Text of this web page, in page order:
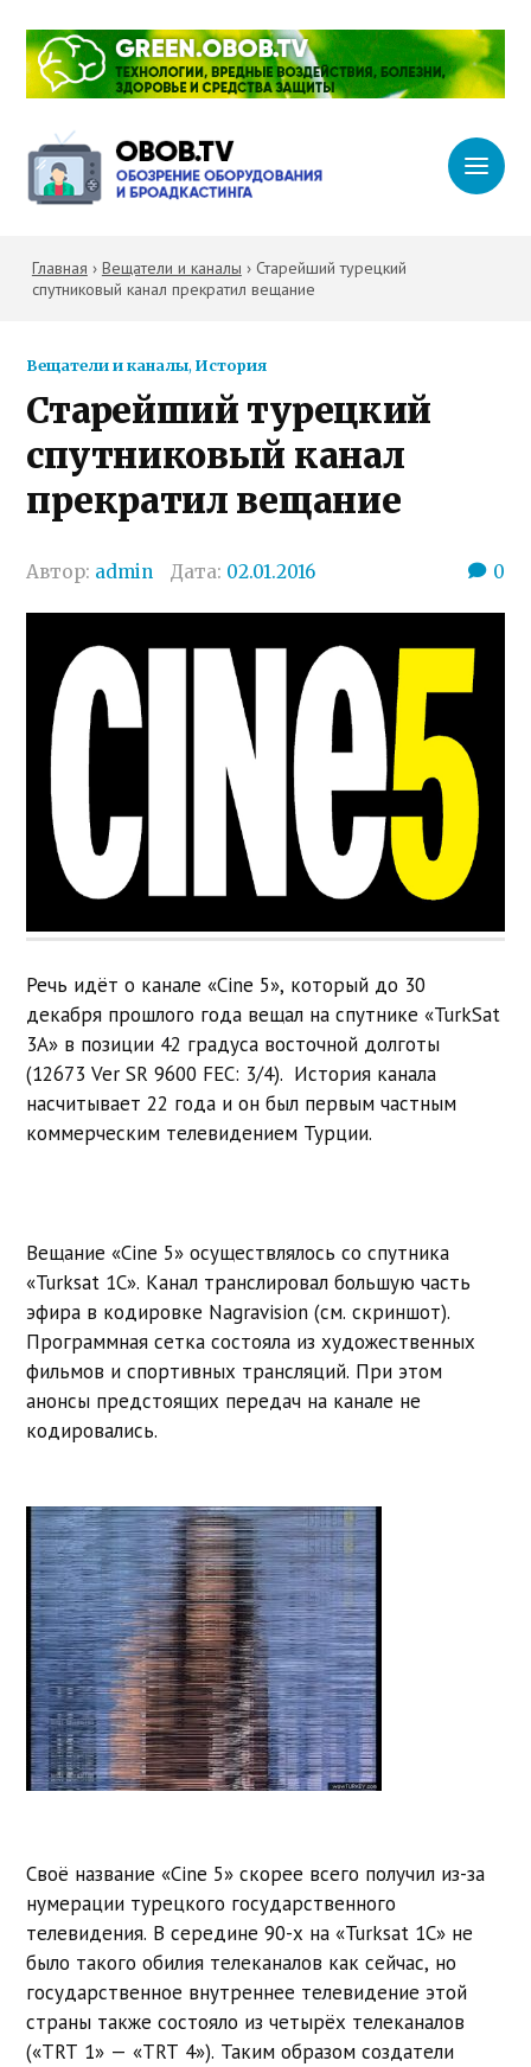
Главная › Вещатели и каналы › Старейший турецкий
спутниковый канал прекратил вещание
Вещатели и каналы,История
Старейший турецкий
спутниковый канал
прекратил вещание
Автор: admin Дата: 02.01.2016 0
Речь идёт о канале «Cine 5», который до 30
декабря прошлого года вещал на спутнике «TurkSat
3A» в позиции 42 градуса восточной долготы
(12673 Ver SR 9600 FEC: 3/4). История канала
насчитывает 22 года и он был первым частным
коммерческим телевидением Турции.
Вещание «Сine 5» осуществлялось со спутника
«Turksat 1C». Канал транслировал большую часть
эфира в кодировке Nagravision (см. скриншот).
Программная сетка состояла из художественных
фильмов и спортивных трансляций. При этом
анонсы предстоящих передач на канале не
кодировались.
Своё название «Cine 5» скорее всего получил из-за
нумерации турецкого государственного
телевидения. В середине 90-х на «Turksat 1C» не
было такого обилия телеканалов как сейчас, но
государственное внутреннее телевидение этой
страны также состояло из четырёх телеканалов
(«TRT 1» — «TRT 4»). Таким образом создатели